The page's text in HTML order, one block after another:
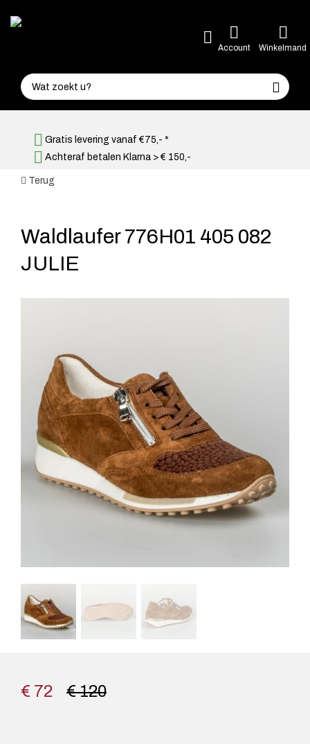
Account Winkelmand
Gratis levering vanaf €75,- *
Achteraf betalen Klarna > € 150,-
Terug
Waldlaufer 776H01 405 082
JULIE
€ 120
€ 72